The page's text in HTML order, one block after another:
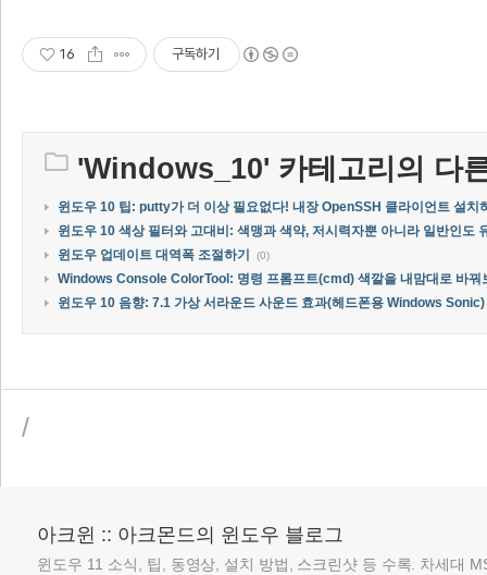
16 구독하기
'Windows_10' 카테고리의 다
윈도우 10 팁: putty가 더 이상 필요없다! 내장 OpenSSH 클라이언트 설치
윈도우 10 색상 필터와 고대비: 색맹과 색약, 저시력자뿐 아니라 일반인도
윈도우 업데이트 대역폭 조절하기
(0)
Windows Console ColorTool: 명령 프롬프트(cmd) 색깔을 내맘대로 바꿔
윈도우 10 음향: 7.1 가상 서라운드 사운드 효과(헤드폰용 Windows Sonic)
/
아크윈 :: 아크몬드의 윈도우 블로그
윈도우 11 소식, 팁, 동영상, 설치 방법, 스크린샷 등 수록. 차세대